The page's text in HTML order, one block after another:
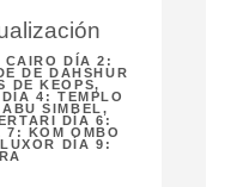
CAIRO DÍA 2:
DE DAHSHUR
DE KEOPS,
4: TEMPLO
SIMBEL,
DÍA 6:
7: KOM OMBO
DÍA 9: